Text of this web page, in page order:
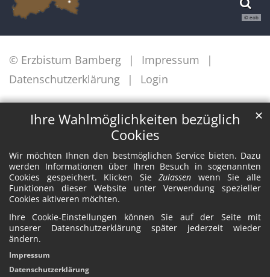
Ihre Wahlmöglichkeiten bezüglich
Cookies
Wir möchten Ihnen den bestmöglichen Service bieten. Dazu
werden Informationen über Ihren Besuch in sogenannten
Cookies gespeichert. Klicken SieZulassen wenn Sie alle
Funktionen dieser Website unter Verwendung spezieller
Cookies aktiveren möchten.
Ihre Cookie-Einstellungen können Sie auf der Seite mit
unserer Datenschutzerklärung später jederzeit wieder
ändern.
✕
Impressum
Datenschutzerklärung
© eob
© Erzbistum Bamberg
Impressum
Datenschutzerklärung
Login